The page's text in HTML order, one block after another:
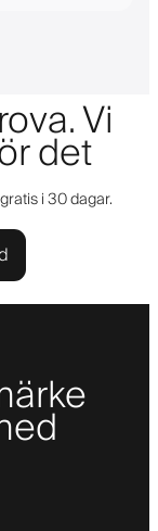
Vi
det
i 30 dagar.